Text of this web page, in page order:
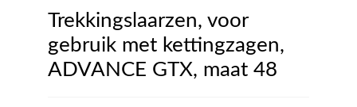
Trekkingslaarzen, voor
gebruik met kettingzagen,
ADVANCE GTX, maat 48